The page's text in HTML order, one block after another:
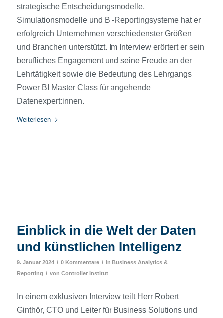
strategische Entscheidungsmodelle,
Simulationsmodelle und BI-Reportingsysteme hat er
erfolgreich Unternehmen verschiedenster Größen
und Branchen unterstützt. Im Interview erörtert er sein
berufliches Engagement und seine Freude an der
Lehrtätigkeit sowie die Bedeutung des Lehrgangs
Power BI Master Class für angehende
Datenexpert:innen.
Weiterlesen
Einblick in die Welt der Daten
und künstlichen Intelligenz
9. Januar 2024 / 0 Kommentare / in Business Analytics &
Reporting / von Controller Institut
In einem exklusiven Interview teilt Herr Robert
Ginthör, CTO und Leiter für Business Solutions und